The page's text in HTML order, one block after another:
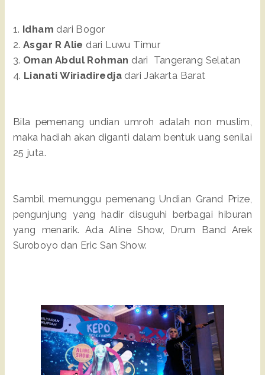
1. Idham dari Bogor
2.Asgar R Alie dari Luwu Timur
3. Oman Abdul Rohman dari Tangerang Selatan
4. Lianati Wiriadiredja dari Jakarta Barat
Bila pemenang undian umroh adalah non muslim,
maka hadiah akan diganti dalam bentuk uang senilai
25 juta.
Sambil memunggu pemenang Undian Grand Prize,
pengunjung yang hadir disuguhi berbagai hiburan
yang menarik. Ada Aline Show, Drum Band Arek
Suroboyo dan Eric San Show.